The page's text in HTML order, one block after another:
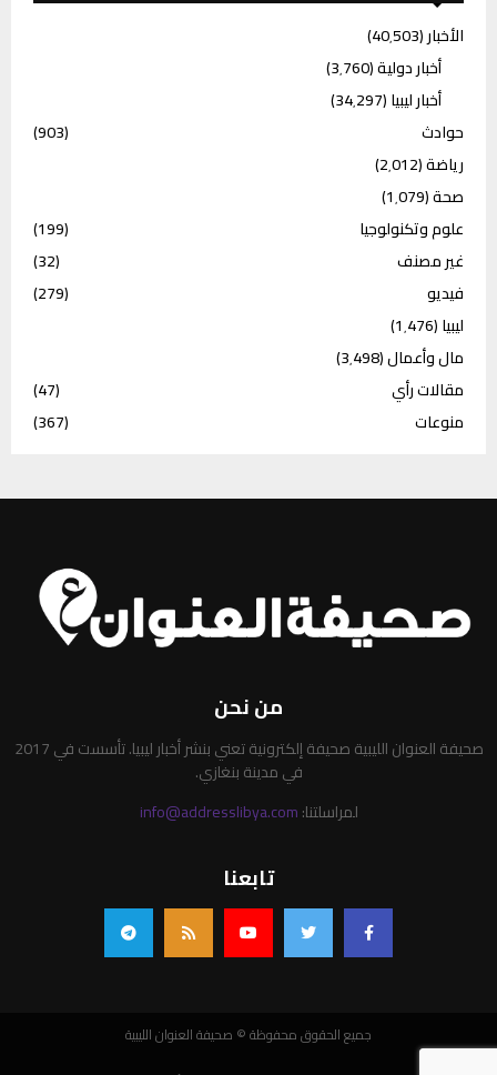
الأخبار(40٬503)
أخبار دولية(3٬760)
أخبار ليبيا(34٬297)
حوادث
(903)
رياضة(2٬012)
صحة(1٬079)
علوم وتكنولوجيا
(199)
غير مصنف
(32)
فيديو
(279)
ليبيا(1٬476)
مال وأعمال(3٬498)
مقالات رأي
(47)
منوعات
(367)
من نحن
صحيفة العنوان الليبية صحيفة إلكترونية تعني بنشر أخبار ليبيا. تأسست في 2017
في مدينة بنغازي.
لمراسلتنا:info@addresslibya.com
تابعنا
جميع الحقوق محفوظة © صحيفة العنوان الليبية